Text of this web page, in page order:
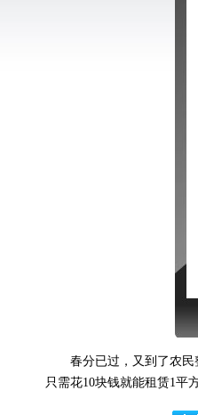
春分已过，又到了农民整
只需花10块钱就能租赁1平